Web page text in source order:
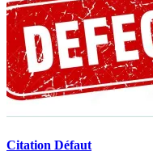
Citation Défaut